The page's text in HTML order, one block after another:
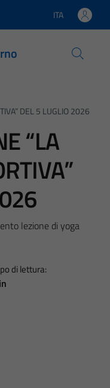
Lingua attiva:
ITA
DEL 5 LUGLIO 2026
“LA
lezione di yoga
di lettura: